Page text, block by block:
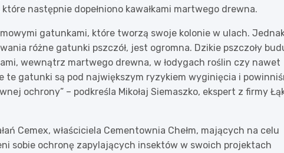
następnie dopełniono kawałkami martwego drewna.
gatunkami, które tworzą swoje kolonie w ulach.
różne gatunki pszczół, jest ogromna. Dzikie pszczoły
wewnątrz martwego drewna, w łodygach roślin czy nawet
te gatunki są pod największym ryzykiem wyginięcia i
ochrony” – podkreśla Mikołaj Siemaszko, ekspert z firmy
Cemex, właściciela Cementownia Chełm, mających na celu
sobie ochronę zapylających insektów w swoich projektach